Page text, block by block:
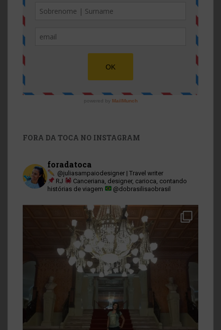
FORA DA TOCA NO INSTAGRAM
foradatoca
@juliasampaiodesigner | Travel writer
RJ
Canceriana, designer, carioca, contando
histórias de viagem
@dobrasilisaobrasil